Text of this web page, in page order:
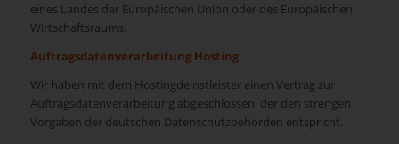
eines Landes der Europäischen Union oder des Europäischen
Wirtschaftsraums.
Auftragsdatenverarbeitung Hosting
Wir haben mit dem Hostingdeinstleister einen Vertrag zur
Auftragsdatenverarbeitung abgeschlossen, der den strengen
Vorgaben der deutschen Datenschutzbehörden entspricht.